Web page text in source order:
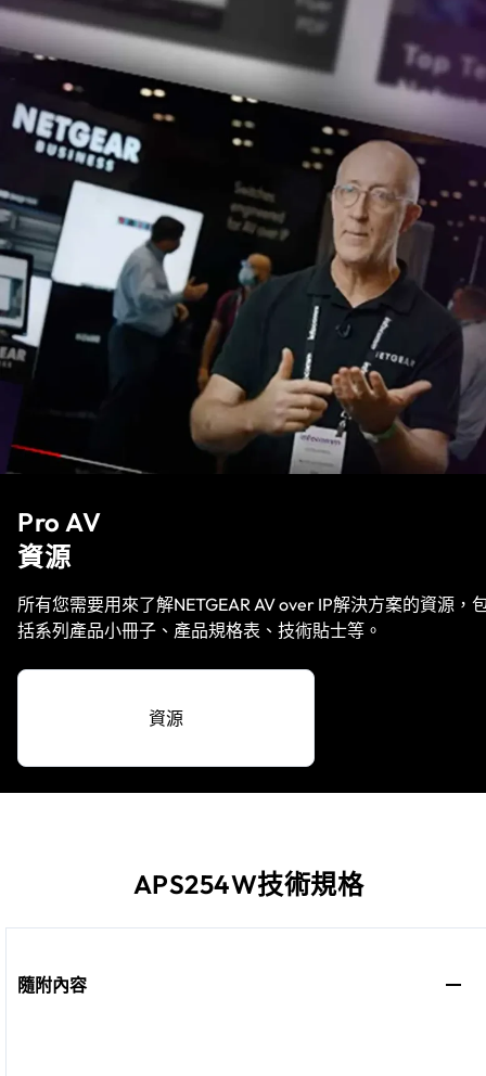
Pro AV
資源
所有您需要用來了解NETGEAR AV over IP解決方案的資源，
括系列產品小冊子、產品規格表、技術貼士等。
資源
APS254W技術規格
隨附內容